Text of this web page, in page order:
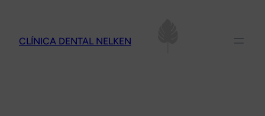
contenido
CLÍNICA DENTAL NELKEN